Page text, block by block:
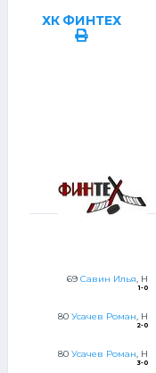
ХК ФИНТЕХ
69 Савин Илья, Н
1-0
80 Усачев Роман, Н
2-0
80 Усачев Роман, Н
3-0